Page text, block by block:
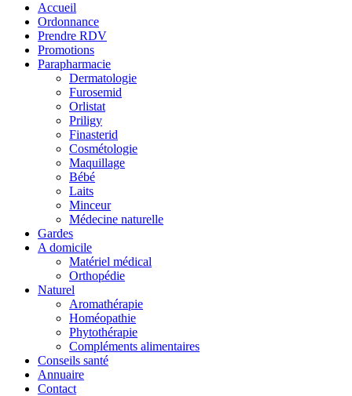
Accueil
Ordonnance
Prendre RDV
Promotions
Parapharmacie
Dermatologie
Furosemid
Orlistat
Priligy
Finasterid
Cosmétologie
Maquillage
Bébé
Laits
Minceur
Médecine naturelle
Gardes
A domicile
Matériel médical
Orthopédie
Naturel
Aromathérapie
Homéopathie
Phytothérapie
Compléments alimentaires
Conseils santé
Annuaire
Contact